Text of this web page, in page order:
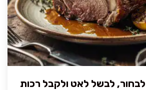
לבשל לאט ולקבל רכות